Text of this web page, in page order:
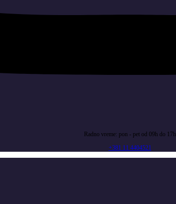
Radno vreme: pon - pet od 09h do 17h
+381 11 4404521